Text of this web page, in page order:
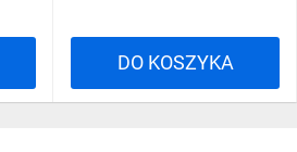
DO KOSZYKA